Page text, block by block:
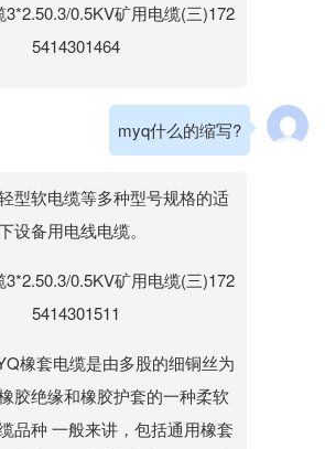
myq什么的缩写?
型软电缆等多种型号规格的适
设备用电线电缆。
橡套电缆是由多股的细铜丝为
胶绝缘和橡胶护套的一种柔软
品种 一般来讲，包括通用橡套